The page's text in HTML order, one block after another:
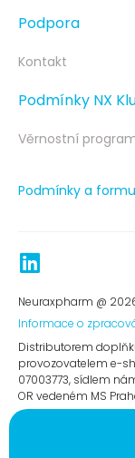
Podpora
Kontakt
Podmínky NX
Věrnostní
Podmínky a
Neuraxpharm @
Informace o
Distributorem
provozovatelem e-
07003773, sídlem
OR vedeném MS